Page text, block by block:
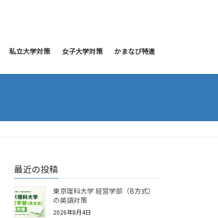
私立大学対策 女子大学対策 かまなび特進
最近の投稿
東京理科大学 経営学部（B方式）
の英語対策
2026年8月4日